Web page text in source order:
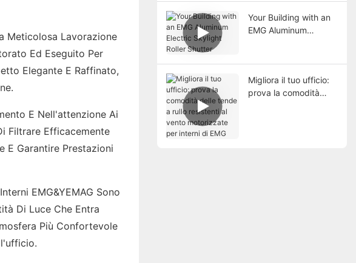
Meticolosa Lavorazione
Ed Eseguito Per
Elegante E Raffinato,
E Nell'attenzione Ai
Filtrare Efficacemente
E Garantire Prestazioni
EMG&YEMAG Sono
Di Luce Che Entra
Più Confortevole
Your Building with an
EMG Aluminum
Migliora il tuo ufficio:
prova la comodità